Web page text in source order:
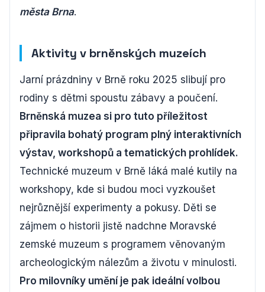
města Brna.
Aktivity v brněnských muzeích
Jarní prázdniny v Brně roku 2025 slibují pro
rodiny s dětmi spoustu zábavy a poučení.
Brněnská muzea si pro tuto příležitost
připravila bohatý program plný interaktivních
výstav, workshopů a tematických prohlídek.
Technické muzeum v Brně láká malé kutily na
workshopy, kde si budou moci vyzkoušet
nejrůznější experimenty a pokusy. Děti se
zájmem o historii jistě nadchne Moravské
zemské muzeum s programem věnovaným
archeologickým nálezům a životu v minulosti.
Pro milovníky umění je pak ideální volbou